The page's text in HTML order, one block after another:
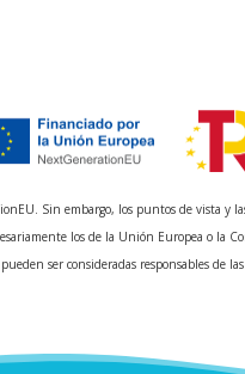
Sin embargo, los puntos de vista y
los de la Unión Europea o la
ser consideradas responsables de